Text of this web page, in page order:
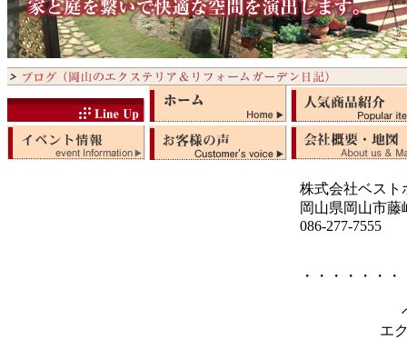
株式会社ベスト
岡山県岡山市藤
086-277-7555
・・・・・・
エ